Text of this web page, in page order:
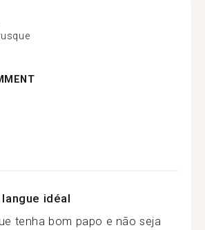
idéal
tenha bom papo e não seja